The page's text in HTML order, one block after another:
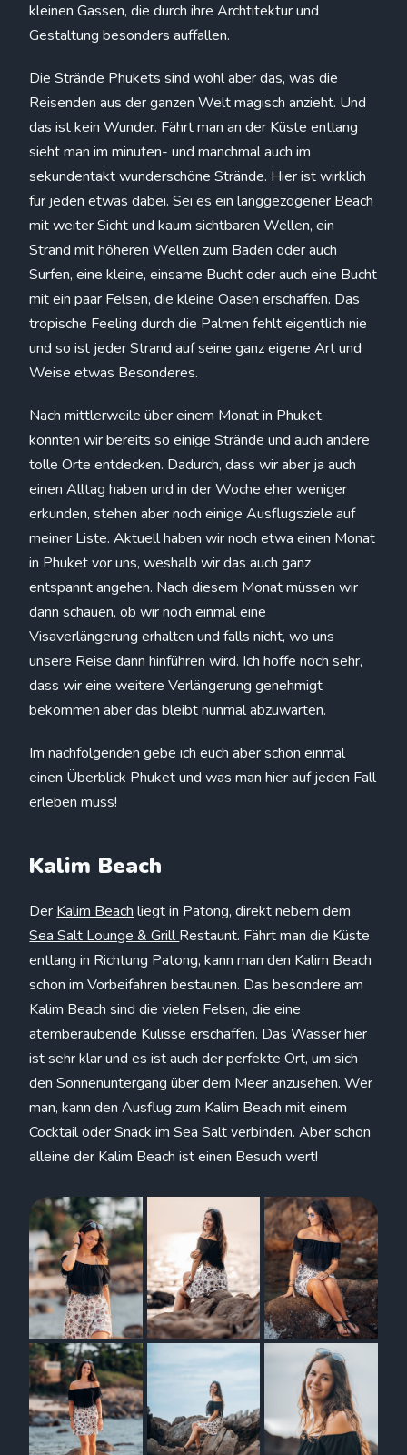
kleinen Gassen, die durch ihre Archtitektur und
Gestaltung besonders auffallen.
Die Strände Phukets sind wohl aber das, was die
Reisenden aus der ganzen Welt magisch anzieht. Und
das ist kein Wunder. Fährt man an der Küste entlang
sieht man im minuten- und manchmal auch im
sekundentakt wunderschöne Strände. Hier ist wirklich
für jeden etwas dabei. Sei es ein langgezogener Beach
mit weiter Sicht und kaum sichtbaren Wellen, ein
Strand mit höheren Wellen zum Baden oder auch
Surfen, eine kleine, einsame Bucht oder auch eine Bucht
mit ein paar Felsen, die kleine Oasen erschaffen. Das
tropische Feeling durch die Palmen fehlt eigentlich nie
und so ist jeder Strand auf seine ganz eigene Art und
Weise etwas Besonderes.
Nach mittlerweile über einem Monat in Phuket,
konnten wir bereits so einige Strände und auch andere
tolle Orte entdecken. Dadurch, dass wir aber ja auch
einen Alltag haben und in der Woche eher weniger
erkunden, stehen aber noch einige Ausflugsziele auf
meiner Liste. Aktuell haben wir noch etwa einen Monat
in Phuket vor uns, weshalb wir das auch ganz
entspannt angehen. Nach diesem Monat müssen wir
dann schauen, ob wir noch einmal eine
Visaverlängerung erhalten und falls nicht, wo uns
unsere Reise dann hinführen wird. Ich hoffe noch sehr,
dass wir eine weitere Verlängerung genehmigt
bekommen aber das bleibt nunmal abzuwarten.
Im nachfolgenden gebe ich euch aber schon einmal
einen Überblick Phuket und was man hier auf jeden Fall
erleben muss!
Kalim Beach
Der Kalim Beach liegt in Patong, direkt nebem dem
Sea Salt Lounge & GrillRestaunt. Fährt man die Küste
entlang in Richtung Patong, kann man den Kalim Beach
schon im Vorbeifahren bestaunen. Das besondere am
Kalim Beach sind die vielen Felsen, die eine
atemberaubende Kulisse erschaffen. Das Wasser hier
ist sehr klar und es ist auch der perfekte Ort, um sich
den Sonnenuntergang über dem Meer anzusehen. Wer
man, kann den Ausflug zum Kalim Beach mit einem
Cocktail oder Snack im Sea Salt verbinden. Aber schon
alleine der Kalim Beach ist einen Besuch wert!